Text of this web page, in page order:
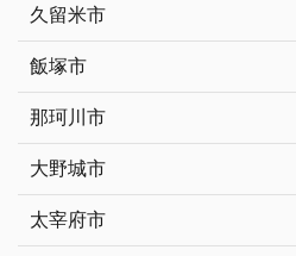
久留米市
飯塚市
那珂川市
大野城市
太宰府市